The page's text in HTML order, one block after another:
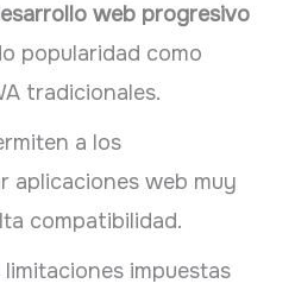
web progresivo
popularidad como
tradicionales.
a los
aplicaciones web muy
compatibilidad.
impuestas